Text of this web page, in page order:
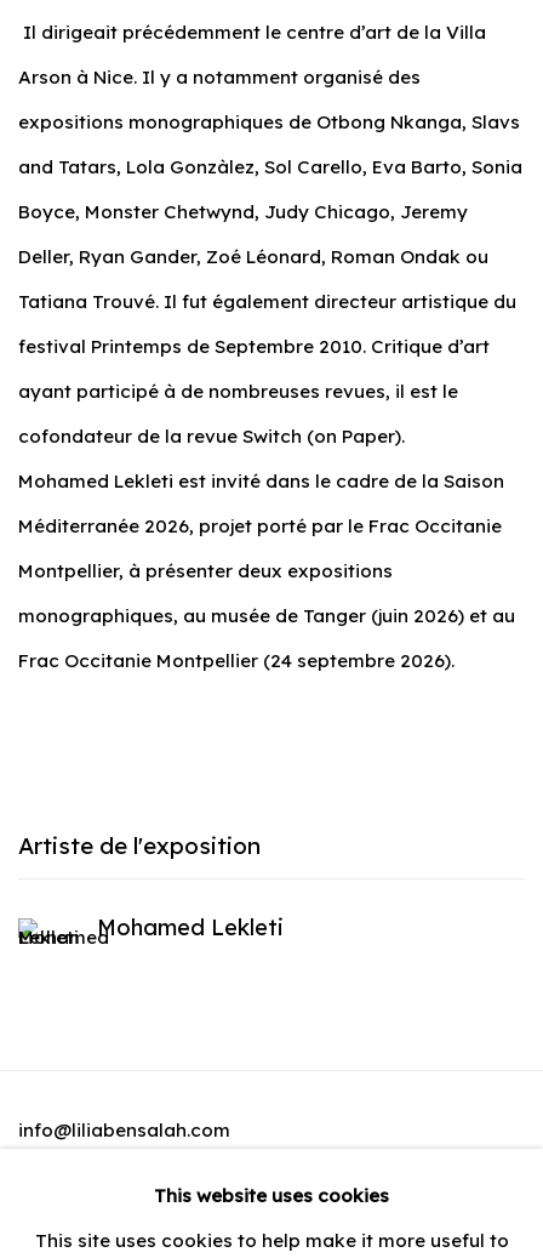
Il dirigeait précédemment le centre d’art de la Villa
Arson à Nice. Il y a notamment organisé des
expositions monographiques de Otbong Nkanga, Slavs
and Tatars, Lola Gonzàlez, Sol Carello, Eva Barto, Sonia
Boyce, Monster Chetwynd, Judy Chicago, Jeremy
Deller, Ryan Gander, Zoé Léonard, Roman Ondak ou
Tatiana Trouvé. Il fut également directeur artistique du
festival Printemps de Septembre 2010. Critique d’art
ayant participé à de nombreuses revues, il est le
cofondateur de la revue Switch (on Paper).
Mohamed Lekleti est invité dans le cadre de la Saison
Méditerranée 2026, projet porté par le Frac Occitanie
Montpellier, à présenter deux expositions
monographiques, au musée de Tanger (juin 2026) et au
Frac Occitanie Montpellier (24 septembre 2026).
Artiste de l'exposition
Mohamed Lekleti
info@liliabensalah.com
Sur rendez-vousThis website uses cookies
This site uses cookies to help make it more useful to